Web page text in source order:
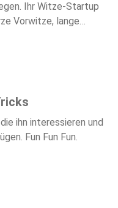
Gags? Und zum
Du hast bestellt - und
die Folgen von der
Fragen oder
an podcasts@ffh.de.
ihn interessieren und
Fun Fun Fun.